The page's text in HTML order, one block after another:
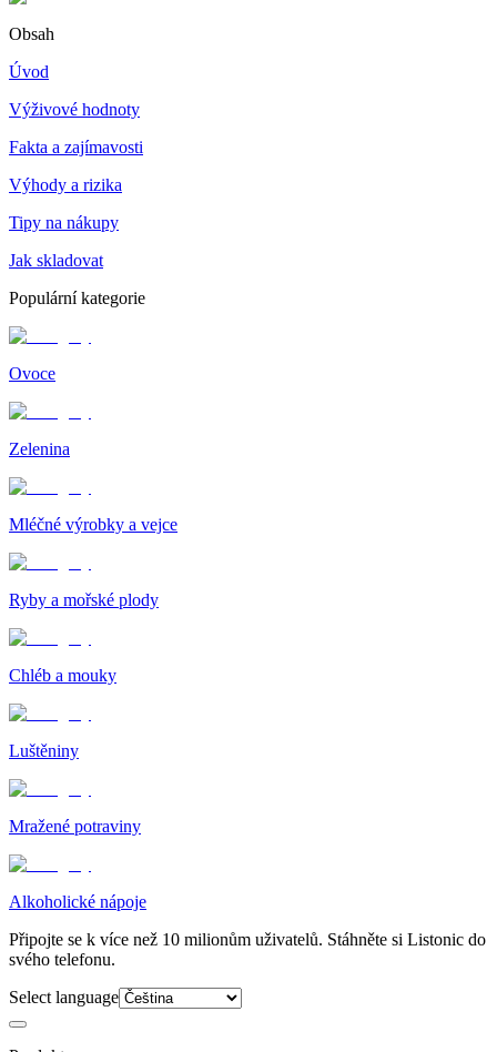
Obsah
Úvod
Výživové hodnoty
Fakta a zajímavosti
Výhody a rizika
Tipy na nákupy
Jak skladovat
Populární kategorie
Ovoce
Zelenina
Mléčné výrobky a vejce
Ryby a mořské plody
Chléb a mouky
Luštěniny
Mražené potraviny
Alkoholické nápoje
Připojte se k více než 10 milionům uživatelů. Stáhněte si Listonic do
svého telefonu.
Select language